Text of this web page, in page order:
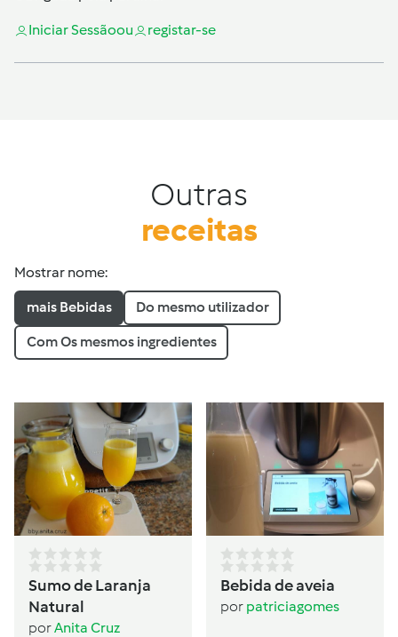
Iniciar Sessãoou registar-se
Outras
receitas
Mostrar nome:
mais Bebidas Do mesmo utilizador
Com Os mesmos ingredientes
Sumo de Laranja
Natural
porAnita Cruz
Bebida de aveia
por patriciagomes